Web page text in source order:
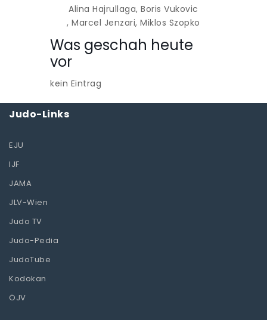
Alina Hajrullaga, Boris Vukovic
, Marcel Jenzari, Miklos Szopko
Was geschah heute
vor
kein Eintrag
Judo-Links
EJU
IJF
JAMA
JLV-Wien
Judo TV
Judo-Pedia
JudoTube
Kodokan
ÖJV